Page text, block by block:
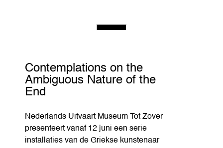
Contemplations on the
Ambiguous Nature of the
End
Nederlands Uitvaart Museum Tot Zover
presenteert vanaf 12 juni een serie
installaties van de Griekse kunstenaar